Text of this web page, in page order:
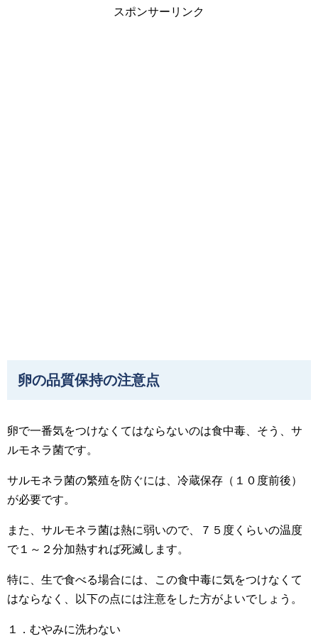
スポンサーリンク
卵の品質保持の注意点
卵で一番気をつけなくてはならないのは食中毒、そう、サ
ルモネラ菌です。
サルモネラ菌の繁殖を防ぐには、冷蔵保存（１０度前後）
が必要です。
また、サルモネラ菌は熱に弱いので、７５度くらいの温度
で１～２分加熱すれば死滅します。
特に、生で食べる場合には、この食中毒に気をつけなくて
はならなく、以下の点には注意をした方がよいでしょう。
１．むやみに洗わない